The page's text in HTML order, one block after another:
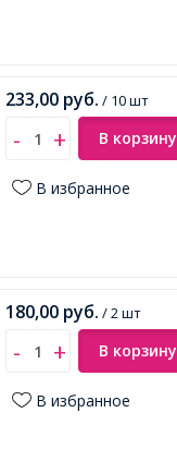
233,00 руб. / 10 шт
В корзину
В избранное
180,00 руб. / 2 шт
В корзину
В избранное